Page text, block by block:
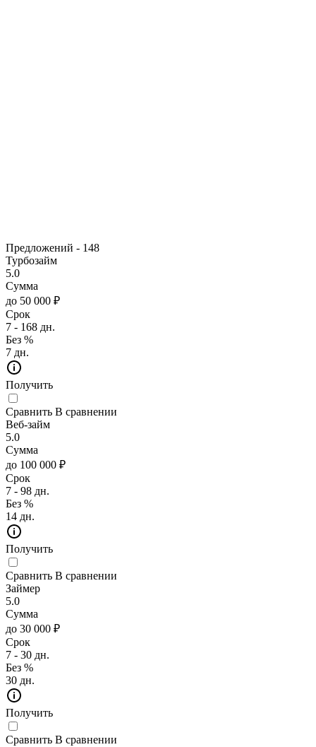
Предложений - 148
Турбозайм
5.0
Сумма
до 50 000 ₽
Срок
7 - 168 дн.
Без %
7 дн.
Получить
Сравнить В сравнении
Веб-займ
5.0
Сумма
до 100 000 ₽
Срок
7 - 98 дн.
Без %
14 дн.
Получить
Сравнить В сравнении
Займер
5.0
Сумма
до 30 000 ₽
Срок
7 - 30 дн.
Без %
30 дн.
Получить
Сравнить В сравнении